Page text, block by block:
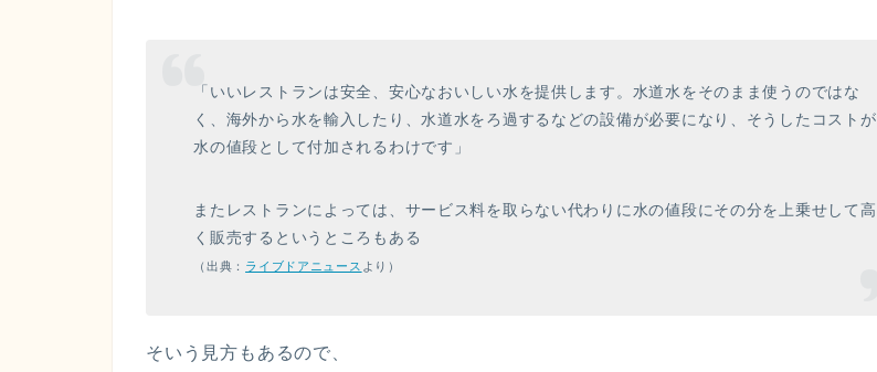
「いいレストランは安全、安心なおいしい水を提供します。水道水をそのまま使うのではな
く、海外から水を輸入したり、水道水をろ過するなどの設備が必要になり、そうしたコストが
水の値段として付加されるわけです」
またレストランによっては、サービス料を取らない代わりに水の値段にその分を上乗せして高
く販売するというところもある
（出典： ライブドアニュース より）
そいう見方もあるので、